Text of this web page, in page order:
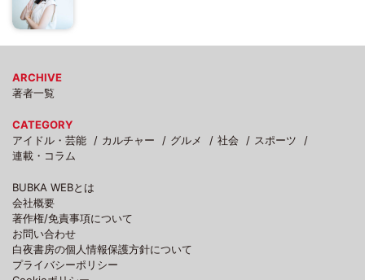
ARCHIVE
著者一覧
CATEGORY
アイドル・芸能
カルチャー グルメ 社会
スポーツ
連載・コラム
BUBKA WEBとは
会社概要
著作権/免責事項について
お問い合わせ
白夜書房の個人情報保護方針について
プライバシーポリシー